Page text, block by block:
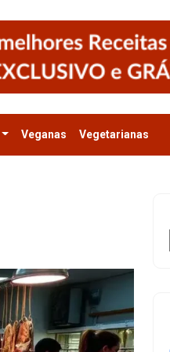
Veganas Vegetarianas